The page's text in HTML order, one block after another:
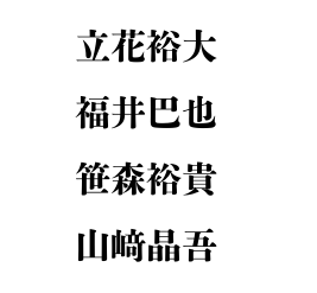
立花裕大
福井巴也
笹森裕貴
山﨑晶吾